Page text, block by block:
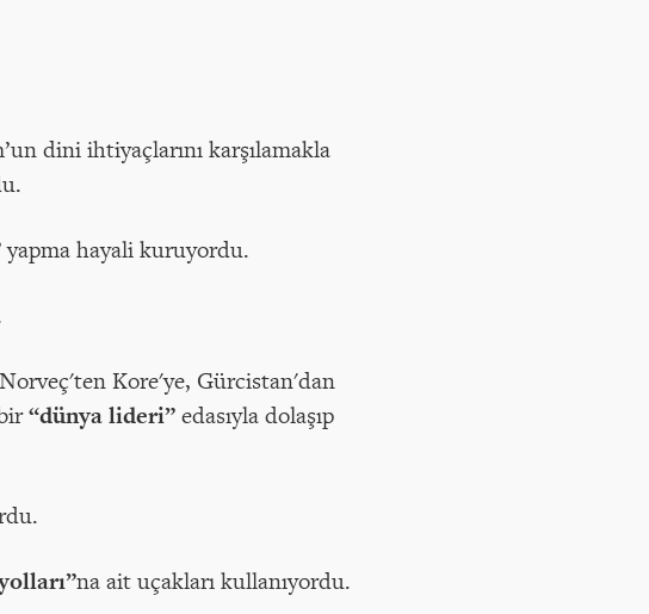
dini ihtiyaçlarını karşılamakla
yapma hayali kuruyordu.
Kore'ye, Gürcistan'dan
“dünya lideri”edasıyla dolaşıp
na ait uçakları kullanıyordu.